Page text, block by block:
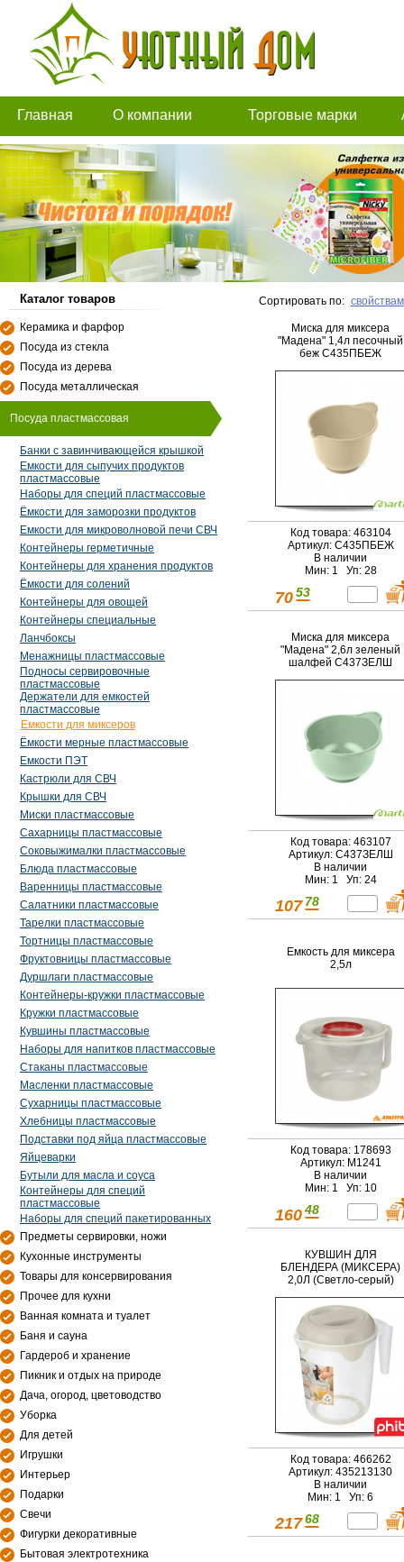
Главная О компании Торговые марки
Каталог товаров
Керамика и фарфор
Посуда из стекла
Посуда из дерева
Посуда металлическая
Посуда пластмассовая
Банки с завинчивающейся крышкой
Емкости для сыпучих продуктов
пластмассовые
Наборы для специй пластмассовые
Ёмкости для заморозки продуктов
Емкости для микроволновой печи СВЧ
Контейнеры герметичные
Контейнеры для хранения продуктов
Ёмкости для солений
Контейнеры для овощей
Контейнеры специальные
Ланчбоксы
Менажницы пластмассовые
Подносы сервировочные
пластмассовые
Держатели для емкостей
пластмассовые
Емкости для миксеров
Ёмкости мерные пластмассовые
Емкости ПЭТ
Кастрюли для СВЧ
Крышки для СВЧ
Миски пластмассовые
Сахарницы пластмассовые
Соковыжималки пластмассовые
Блюда пластмассовые
Варенницы пластмассовые
Салатники пластмассовые
Тарелки пластмассовые
Тортницы пластмассовые
Фруктовницы пластмассовые
Дуршлаги пластмассовые
Контейнеры-кружки пластмассовые
Кружки пластмассовые
Кувшины пластмассовые
Наборы для напитков пластмассовые
Стаканы пластмассовые
Масленки пластмассовые
Сухарницы пластмассовые
Хлебницы пластмассовые
Подставки под яйца пластмассовые
Яйцеварки
Бутыли для масла и соуса
Контейнеры для специй
пластмассовые
Наборы для специй пакетированных
Предметы сервировки, ножи
Кухонные инструменты
Товары для консервирования
Прочее для кухни
Ванная комната и туалет
Баня и сауна
Гардероб и хранение
Пикник и отдых на природе
Дача, огород, цветоводство
Уборка
Для детей
Игрушки
Интерьер
Подарки
Свечи
Фигурки декоративные
Бытовая электротехника
Сортировать по: свойствам
Миска для миксера
"Мадена" 1,4л песочный
беж С435ПБЕЖ
Код товара: 463104
Артикул: С435ПБЕЖ
В наличии
Мин: 1 Уп: 28
70 53
Миска для миксера
"Мадена" 2,6л зеленый
шалфей С437ЗЕЛШ
Код товара: 463107
Артикул: С437ЗЕЛШ
В наличии
Мин: 1 Уп: 24
107 78
Емкость для миксера
2,5л
Код товара: 178693
Артикул: М1241
В наличии
Мин: 1 Уп: 10
160 48
КУВШИН ДЛЯ
БЛЕНДЕРА (МИКСЕРА)
2,0Л (Светло-серый)
Код товара: 466262
Артикул: 435213130
В наличии
Мин: 1 Уп: 6
217 68